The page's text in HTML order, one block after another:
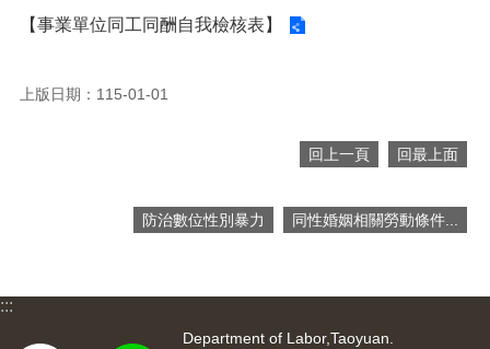
檔
用
覽
【事業單位同工同酬自我檢核表】
上版日期：115-01-01
回上一頁 回最上面
防治數位性別暴力 同性婚姻相關勞動條件...
:::
Department of Labor,Taoyuan.